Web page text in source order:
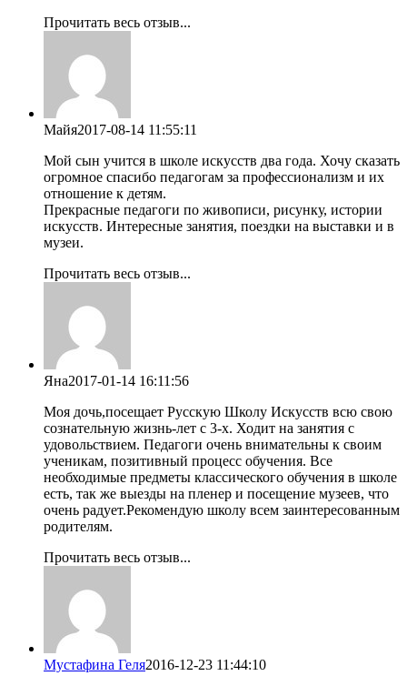
Прочитать весь отзыв...
Майя2017-08-14 11:55:11
Мой сын учится в школе искусств два года. Хочу сказать
огромное спасибо педагогам за профессионализм и их
отношение к детям.
Прекрасные педагоги по живописи, рисунку, истории
искусств. Интересные занятия, поездки на выставки и в
музеи.
Прочитать весь отзыв...
Яна2017-01-14 16:11:56
Моя дочь,посещает Русскую Школу Искусств всю свою
сознательную жизнь-лет с 3-х. Ходит на занятия с
удовольствием. Педагоги очень внимательны к своим
ученикам, позитивный процесс обучения. Все
необходимые предметы классического обучения в школе
есть, так же выезды на пленер и посещение музеев, что
очень радует.Рекомендую школу всем заинтересованным
родителям.
Прочитать весь отзыв...
Мустафина Геля2016-12-23 11:44:10